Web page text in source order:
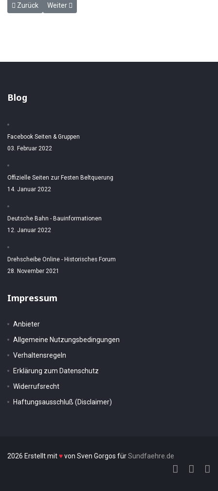
Vorheriger Beitrag: Blick auf das entstehende Stellwerk Pf am 5.
Zurück Nächster Beitrag: Erd- und Gleisbau in Puttgarden am
Weiter
Blog
Facebook Seiten & Gruppen
03. Februar 2022
Offizielle Seiten zur Festen Beltquerung
14. Januar 2022
Deutsche Bahn - Bauinformationen
12. Januar 2022
Drehscheibe Online - Historisches Forum
28. November 2021
Impressum
Anbieter
Allgemeine Nutzungsbedingungen
Verhaltensregeln
Erklärung zum Datenschutz
Widerrufsrecht
Haftungsausschluß (Disclaimer)
2026 Erstellt mit♥von Sven Gorgos fürSundfaehre.de